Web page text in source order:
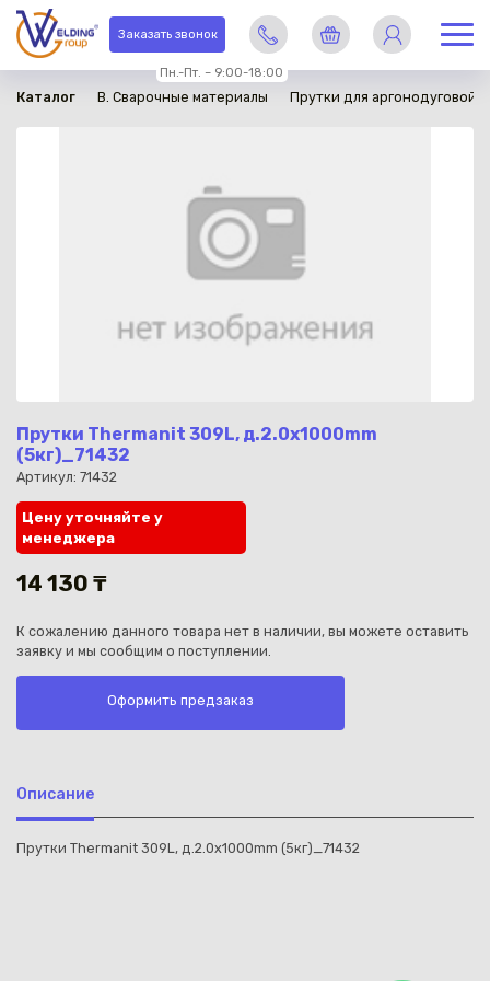
Заказать звонок
Пн.-Пт. – 9:00-18:00
Каз
Каталог B. Сварочные материалы Прутки для аргонодуговой
Прутки Thermanit 309L, д.2.0х1000mm
(5кг)_71432
Артикул: 71432
в наличии
Цену уточняйте у
менеджера
14 130 ₸
К сожалению данного товара нет в наличии, вы можете оставить
заявку и мы сообщим о поступлении.
Оформить предзаказ
Описание
Прутки Thermanit 309L, д.2.0х1000mm (5кг)_71432